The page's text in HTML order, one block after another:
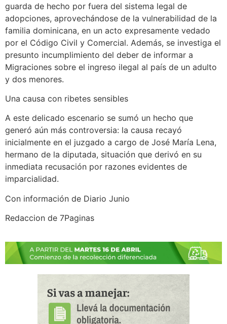
guarda de hecho por fuera del sistema legal de
adopciones, aprovechándose de la vulnerabilidad de la
familia dominicana, en un acto expresamente vedado
por el Código Civil y Comercial. Además, se investiga el
presunto incumplimiento del deber de informar a
Migraciones sobre el ingreso ilegal al país de un adulto
y dos menores.
Una causa con ribetes sensibles
A este delicado escenario se sumó un hecho que
generó aún más controversia: la causa recayó
inicialmente en el juzgado a cargo de José María Lena,
hermano de la diputada, situación que derivó en su
inmediata recusación por razones evidentes de
imparcialidad.
Con información de Diario Junio
Redaccion de 7Paginas